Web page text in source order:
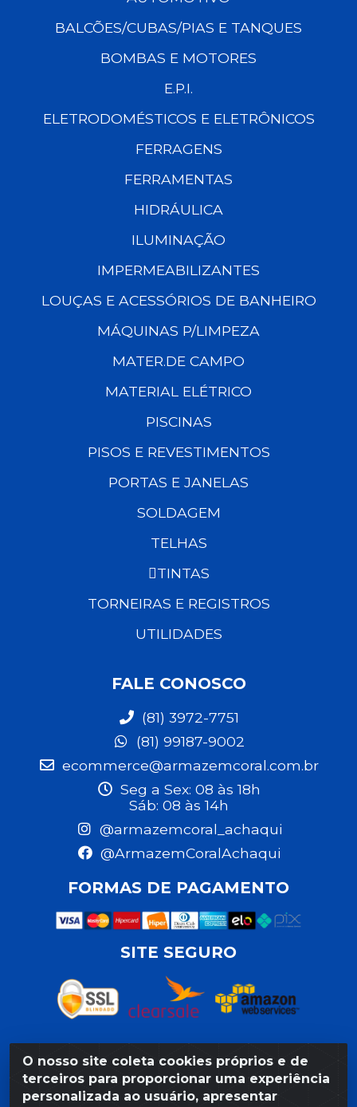
O nosso site coleta cookies próprios e de
terceiros para proporcionar uma experiência
personalizada ao usuário, apresentar
BALCÕES/CUBAS/PIAS E TANQUES
BOMBAS E MOTORES
E.P.I.
ELETRODOMÉSTICOS E ELETRÔNICOS
FERRAGENS
FERRAMENTAS
HIDRÁULICA
ILUMINAÇÃO
IMPERMEABILIZANTES
LOUÇAS E ACESSÓRIOS DE BANHEIRO
MÁQUINAS P/LIMPEZA
MATER.DE CAMPO
MATERIAL ELÉTRICO
PISCINAS
PISOS E REVESTIMENTOS
PORTAS E JANELAS
SOLDAGEM
TELHAS
TINTAS
TORNEIRAS E REGISTROS
UTILIDADES
FALE CONOSCO
(81) 3972-7751
(81) 99187-9002
ecommerce@armazemcoral.com.br
Seg a Sex: 08 às 18h
Sáb: 08 às 14h
@armazemcoral_achaqui
@ArmazemCoralAchaqui
FORMAS DE PAGAMENTO
SITE SEGURO
Razão Social: Armazém Coral LTDA - Rua da Praia, 103 -
São José - Recife/PE - CEP 50020-550 - CNPJ